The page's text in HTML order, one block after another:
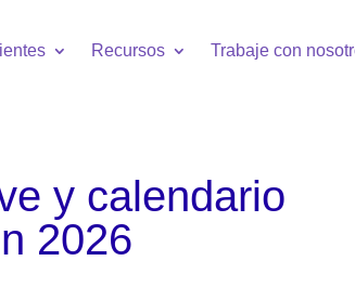
Recursos Trabaje con
y calendario
2026